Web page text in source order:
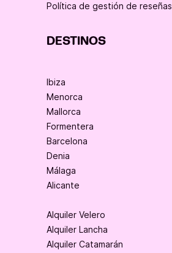
Política de gestión de reseñas
DESTINOS
Ibiza
Menorca
Mallorca
Formentera
Barcelona
Denia
Málaga
Alicante
Alquiler Velero
Alquiler Lancha
Alquiler Catamarán